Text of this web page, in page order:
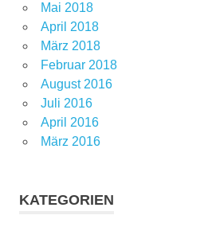
Mai 2018
April 2018
März 2018
Februar 2018
August 2016
Juli 2016
April 2016
März 2016
KATEGORIEN